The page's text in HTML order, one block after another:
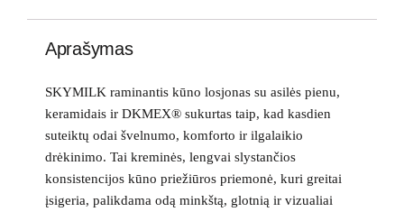
Aprašymas
SKYMILK raminantis kūno losjonas su asilės pienu,
keramidais ir DKMEX® sukurtas taip, kad kasdien
suteiktų odai švelnumo, komforto ir ilgalaikio
drėkinimo. Tai kreminės, lengvai slystančios
konsistencijos kūno priežiūros priemonė, kuri greitai
įsigeria, palikdama odą minkštą, glotnią ir vizualiai